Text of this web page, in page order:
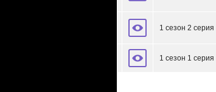
1 сезон 2 серия
1 сезон 1 серия